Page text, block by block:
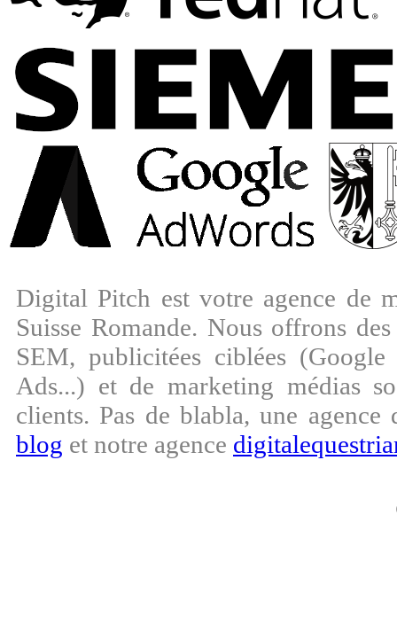
Digital Pitch est votre agence de
Suisse Romande. Nous offrons
SEM, publicitées ciblées
Ads...) et de marketing médias
clients. Pas de blabla, une
blog et notre agence